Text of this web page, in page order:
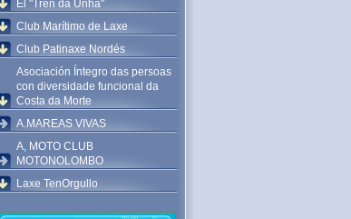
El "Tren da Unha"
Club Marítimo de Laxe
Club Patinaxe Nordés
Asociación Íntegro das persoas
con diversidade funcional da
Costa da Morte
A.MAREAS VIVAS
A, MOTO CLUB
MOTONOLOMBO
Laxe TenOrgullo